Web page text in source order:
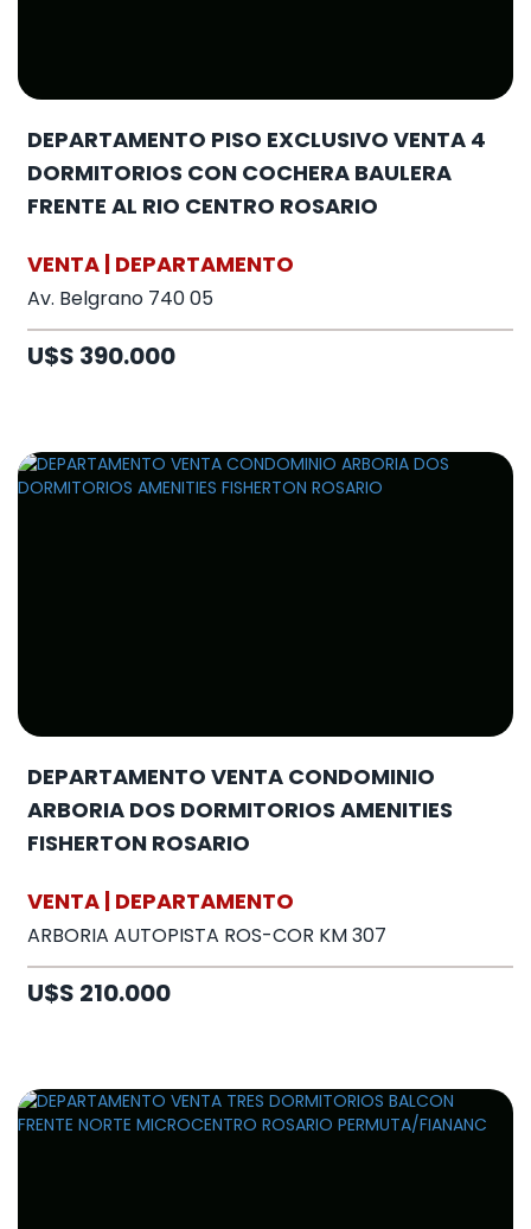
DEPARTAMENTO PISO EXCLUSIVO VENTA 4
DORMITORIOS CON COCHERA BAULERA
FRENTE AL RIO CENTRO ROSARIO
VENTA | DEPARTAMENTO
Av. Belgrano 740 05
U$S 390.000
DEPARTAMENTO VENTA CONDOMINIO
ARBORIA DOS DORMITORIOS AMENITIES
FISHERTON ROSARIO
VENTA | DEPARTAMENTO
ARBORIA AUTOPISTA ROS-COR KM 307
U$S 210.000